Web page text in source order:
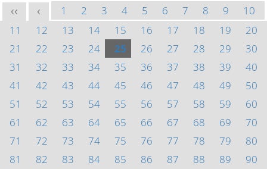
<< < 1 2 3 4 5 6 7 8 9
10
11
12 13 14 15 16 17 18 19
20
21
22 23 24 25 26 27 28 29
30
31
32 33 34 35 36 37 38 39
40
41
42 43 44 45 46 47 48 49
50
51
52 53 54 55 56 57 58 59
60
61
62 63 64 65 66 67 68 69
70
71
72 73 74 75 76 77 78 79
80
81
82 83 84 85 86 87 88 89
90